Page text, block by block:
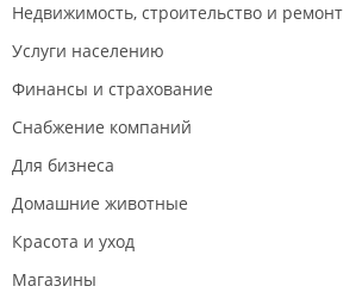
Недвижимость, строительство и ремонт
Услуги населению
Финансы и страхование
Снабжение компаний
Для бизнеса
Домашние животные
Красота и уход
Магазины